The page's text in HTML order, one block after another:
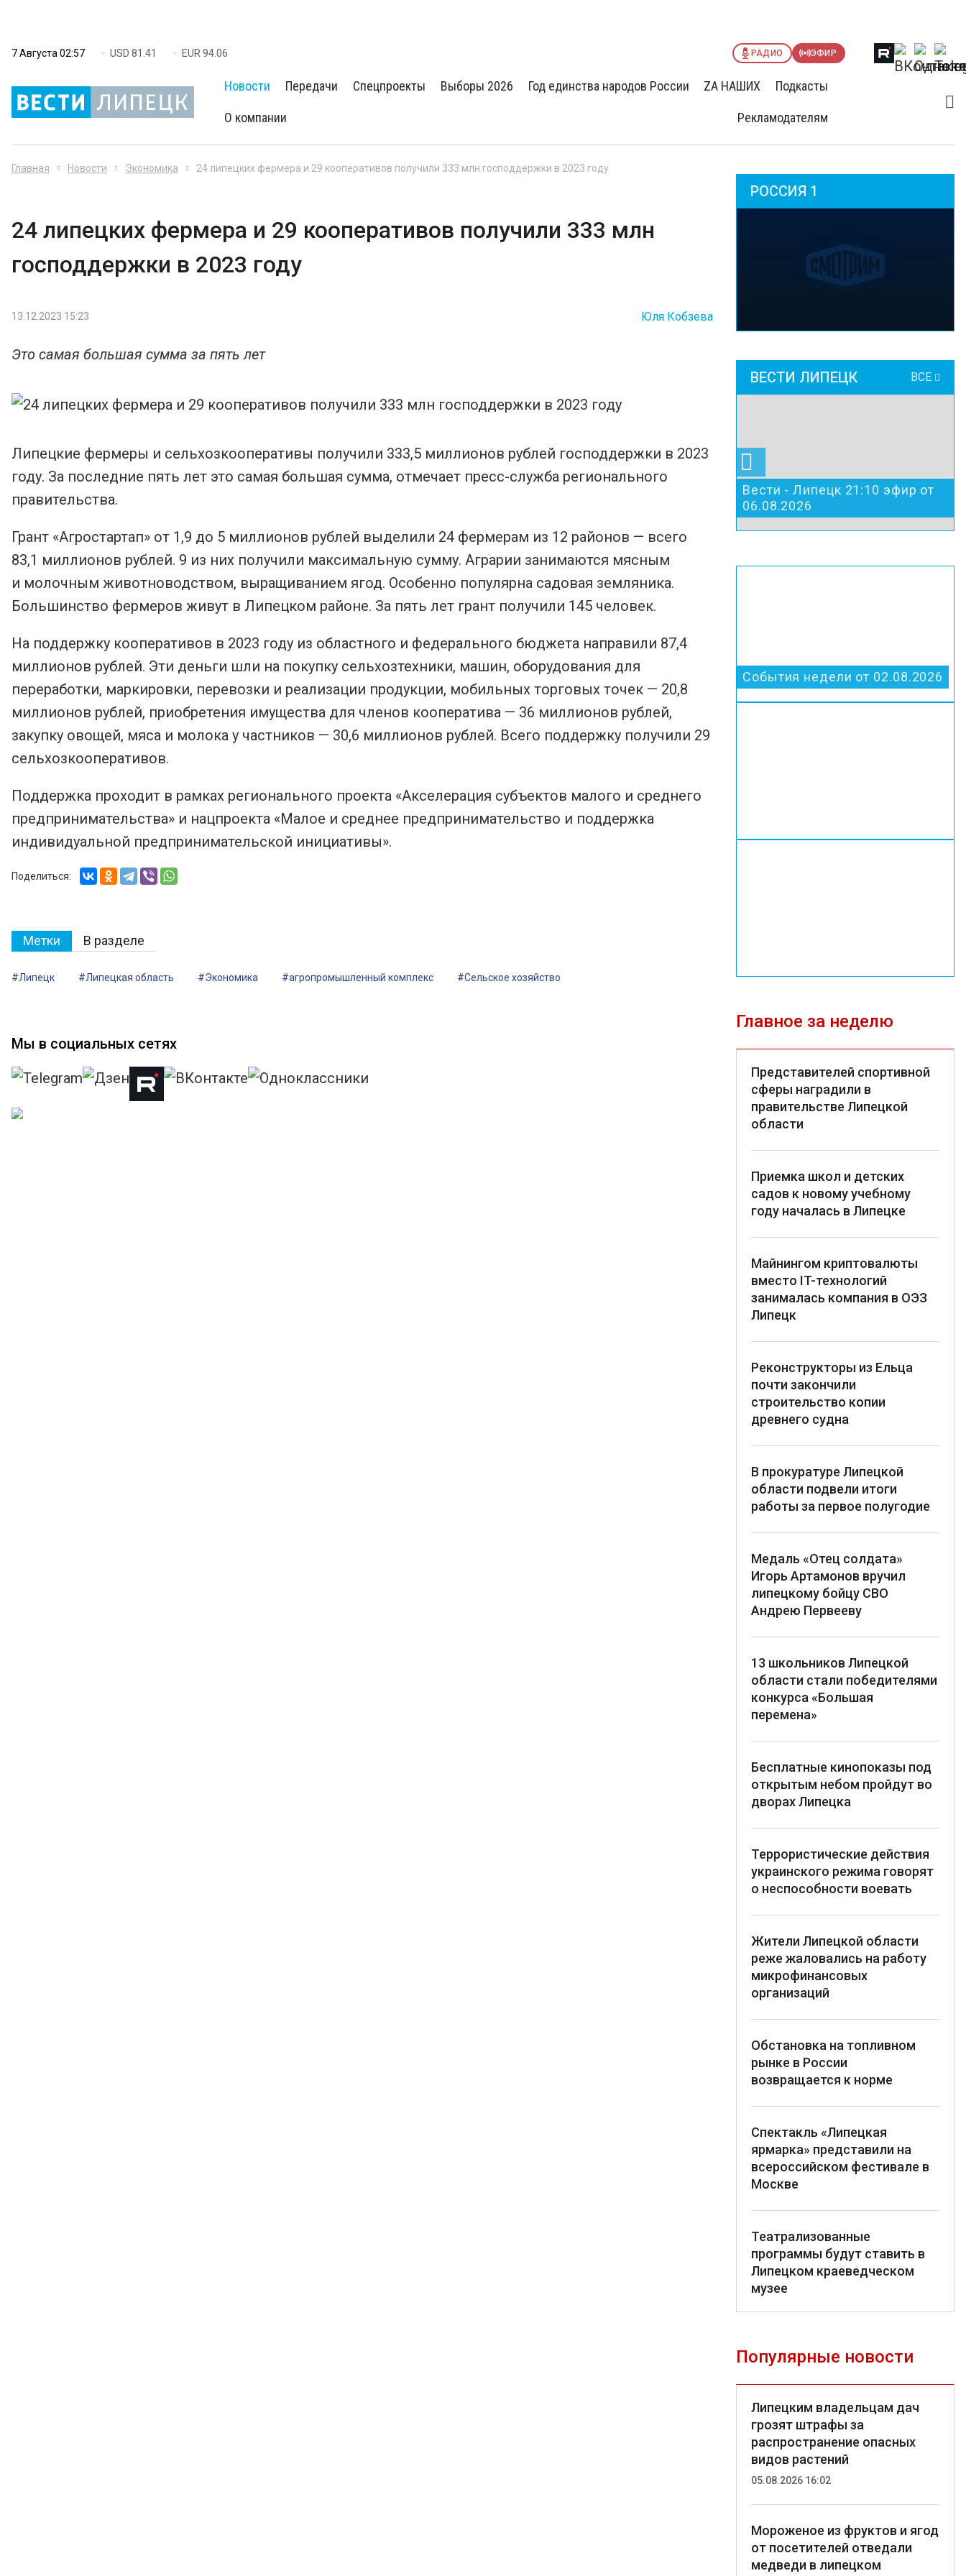
7 Августа 02:57 USD 81.41 EUR 94.06 РАДИО ЭФИР
Новости Передачи Спецпроекты Выборы 2026 Год единства народов России ZА НАШИХ Подкасты
О компании Рекламодателям
Главная Новости Экономика 24 липецких фермера и 29 кооперативов получили 333 млн господдержки в 2023 году
24 липецких фермера и 29 кооперативов получили 333 млн
господдержки в 2023 году
13.12.2023 15:23 Юля Кобзева
Это самая большая сумма за пять лет
Липецкие фермеры и сельхозкооперативы получили 333,5 миллионов рублей господдержки в 2023
году. За последние пять лет это самая большая сумма, отмечает пресс-служба регионального
правительства.
Грант «Агростартап» от 1,9 до 5 миллионов рублей выделили 24 фермерам из 12 районов — всего
83,1 миллионов рублей. 9 из них получили максимальную сумму. Аграрии занимаются мясным
и молочным животноводством, выращиванием ягод. Особенно популярна садовая земляника.
Большинство фермеров живут в Липецком районе. За пять лет грант получили 145 человек.
На поддержку кооперативов в 2023 году из областного и федерального бюджета направили 87,4
миллионов рублей. Эти деньги шли на покупку сельхозтехники, машин, оборудования для
переработки, маркировки, перевозки и реализации продукции, мобильных торговых точек — 20,8
миллионов рублей, приобретения имущества для членов кооператива — 36 миллионов рублей,
закупку овощей, мяса и молока у частников — 30,6 миллионов рублей. Всего поддержку получили 29
сельхозкооперативов.
Поддержка проходит в рамках регионального проекта «Акселерация субъектов малого и среднего
предпринимательства» и нацпроекта «Малое и среднее предпринимательство и поддержка
индивидуальной предпринимательской инициативы».
Поделиться:
Метки В разделе
#Липецк #Липецкая область #Экономика #агропромышленный комплекс #Сельское хозяйство
Мы в социальных сетях
РОССИЯ 1
ВЕСТИ ЛИПЕЦК ВСЕ
Вести - Липецк 21:10 эфир от
06.08.2026
События недели от 02.08.2026
Главное за неделю
Представителей спортивной
сферы наградили в
правительстве Липецкой
области
Приемка школ и детских
садов к новому учебному
году началась в Липецке
Майнингом криптовалюты
вместо IT-технологий
занималась компания в ОЭЗ
Липецк
Реконструкторы из Ельца
почти закончили
строительство копии
древнего судна
В прокуратуре Липецкой
области подвели итоги
работы за первое полугодие
Медаль «Отец солдата»
Игорь Артамонов вручил
липецкому бойцу СВО
Андрею Первееву
13 школьников Липецкой
области стали победителями
конкурса «Большая
перемена»
Бесплатные кинопоказы под
открытым небом пройдут во
дворах Липецка
Террористические действия
украинского режима говорят
о неспособности воевать
Жители Липецкой области
реже жаловались на работу
микрофинансовых
организаций
Обстановка на топливном
рынке в России
возвращается к норме
Спектакль «Липецкая
ярмарка» представили на
всероссийском фестивале в
Москве
Театрализованные
программы будут ставить в
Липецком краеведческом
музее
Популярные новости
Липецким владельцам дач
грозят штрафы за
распространение опасных
видов растений
05.08.2026 16:02
Мороженое из фруктов и ягод
от посетителей отведали
медведи в липецком